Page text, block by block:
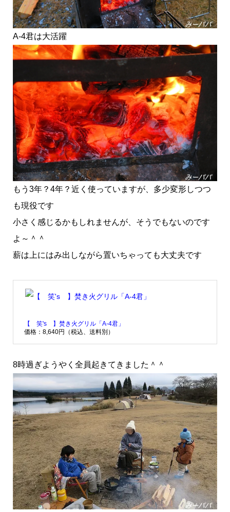
A-4君は大活躍
もう3年？4年？近く使っていますが、多少変形しつつ
も現役です
小さく感じるかもしれませんが、そうでもないのです
よ～＾＾
薪は上にはみ出しながら置いちゃっても大丈夫です
【 笑's 】焚き火グリル「A-4君」
価格：8,640円（税込、送料別）
8時過ぎようやく全員起きてきました＾＾